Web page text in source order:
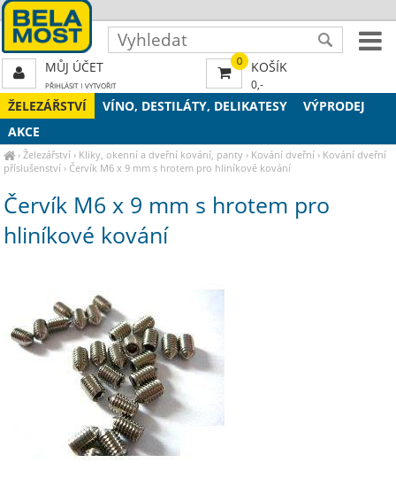
ŽELEZÁŘSTVÍ VÍNO, DESTILÁTY, DELIKATESY
VÝPRODEJ
AKCE
›Železářství › Kliky, okenní a dveřní kování, panty › Kování dveřní › Kování dveřní
příslušenství ›Červík M6 x 9 mm s hrotem pro hliníkové kování
Červík M6 x 9 mm s hrotem pro
hliníkové kování
0 KOŠÍK
0,-
MŮJ ÚČET
PŘIHLÁSIT| VYTVOŘIT